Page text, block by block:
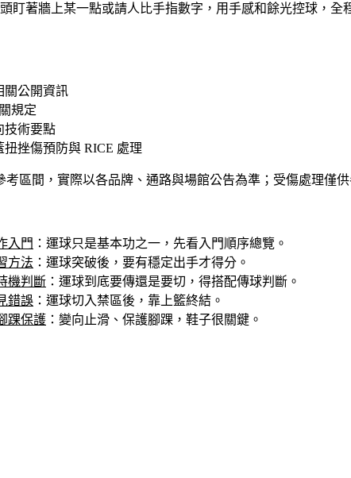
盯著牆上某一點或請人比手指數字，用手感和餘光控球，
關公開資訊
規定
技術要點
挫傷預防與 RICE 處理
區間，實際以各品牌、通路與場館公告為準；受傷處理僅
入門 ：運球只是基本功之一，先看入門順序總覽。
方法 ：運球突破後，要有穩定出手才得分。
機判斷 ：運球到底要傳還是要切，得搭配傳球判斷。
錯誤 ：運球切入禁區後，靠上籃終結。
踝保護 ：變向止滑、保護腳踝，鞋子很關鍵。